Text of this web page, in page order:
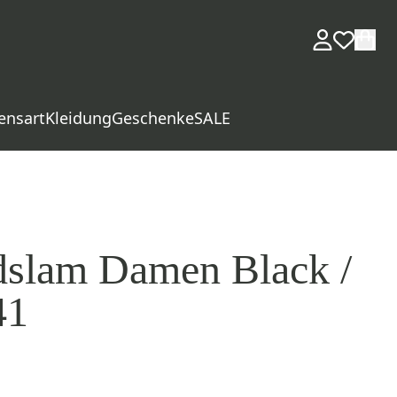
KleidungGeschenkeSALE
Damen Black /